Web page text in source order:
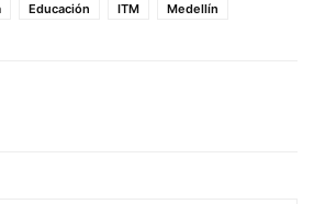
Educación ITM Medellín